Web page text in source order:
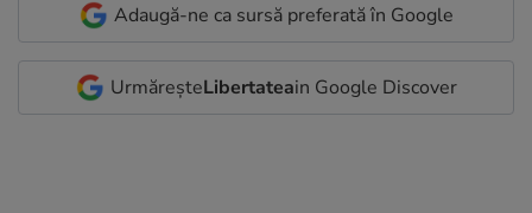
Adaugă-ne ca sursă preferată în Google
UrmăreșteLibertateain Google Discover